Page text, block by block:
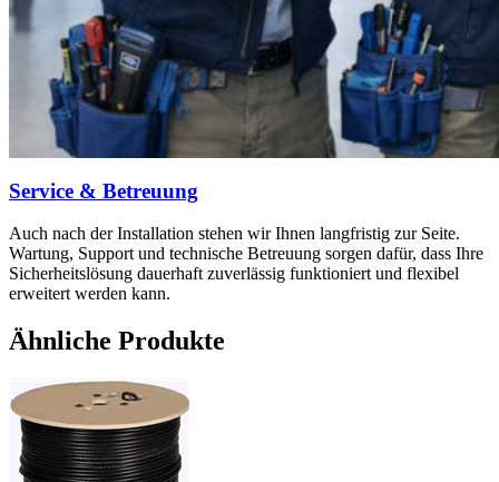
Service & Betreuung
Auch nach der Installation stehen wir Ihnen langfristig zur Seite.
Wartung, Support und technische Betreuung sorgen dafür, dass Ihre
Sicherheitslösung dauerhaft zuverlässig funktioniert und flexibel
erweitert werden kann.
Ähnliche Produkte